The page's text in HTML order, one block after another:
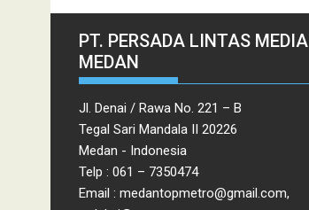
PT. PERSADA LINTAS MEDIA
MEDAN
Jl. Denai / Rawa No. 221 – B
Tegal Sari Mandala II 20226
Medan - Indonesia
Telp : 061 – 7350474
Email : medantopmetro@gmail.com,